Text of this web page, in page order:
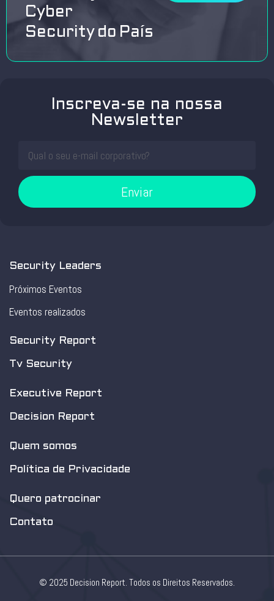
Cyber
Security do País
Inscreva-se na nossa
Newsletter
Enviar
Security Leaders
Próximos Eventos
Eventos realizados
Security Report
Tv Security
Executive Report
Decision Report
Quem somos
Política de Privacidade
Quero patrocinar
Contato
© 2025 Decision Report. Todos os Direitos Reservados.